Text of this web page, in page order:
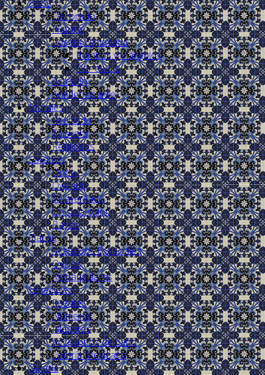
Pisos
Decorado
Natural
Loseta Esmaltada
Rombos y triángulos
Flor de Liz
Astriado
Antiderrapante
Murales
Realzado
Talavera
Religiosos
Lavabos
Dona
Ovalado
Talavereado
Un solo color
Bases
Placas
Acabados Especiales
Ovalos
Rectángulares
Especiales
Fuentes
Números
Jaladeras
Accesorios de baño
Lotería Mexicana
Galería